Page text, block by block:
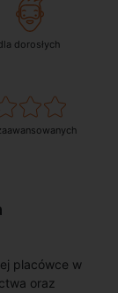
dorosłych
placówce w
oraz